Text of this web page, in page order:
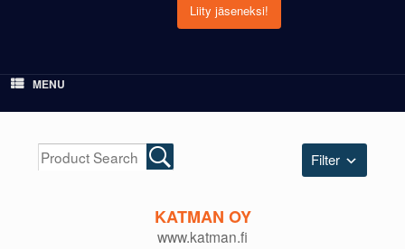
Liity jäseneksi!
MENU
Filter
KATMAN OY
www.katman.fi